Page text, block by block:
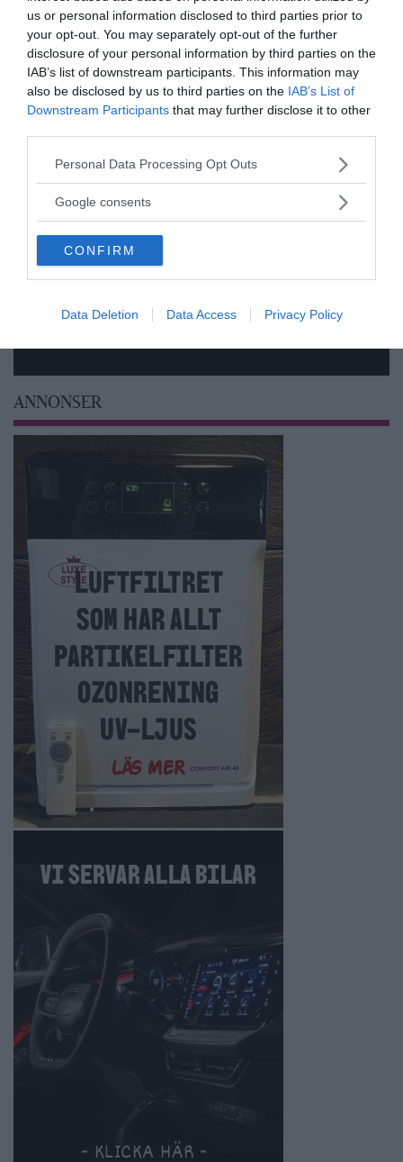
us or personal information disclosed to third parties prior to
your opt-out. You may separately opt-out of the further
disclosure of your personal information by third parties on the
IAB’s list of downstream participants. This information may
also be disclosed by us to third parties on the IAB’s List of
Downstream Participants that may further disclose it to other
Please note that this website/app uses one or more Google
not limited to your visit or usage behaviour. You may click to
use your data for below specified purposes in below Google
consent section.
Personal Data Processing Opt Outs
Google consents
CONFIRM
Data Deletion Data Access Privacy Policy
mats sederholm
Prenumerera på vårt nyhetsbrev
Få NewsVoice nyhets-mail
ANNONSER